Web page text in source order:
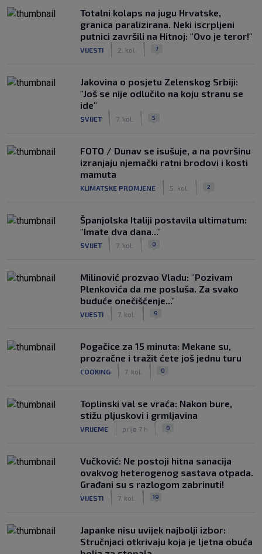
Totalni kolaps na jugu Hrvatske,
granica paralizirana. Neki iscrpljeni
putnici završili na Hitnoj: "Ovo je teror!"
VIJESTI 2. kol. 7
Jakovina o posjetu Zelenskog Srbiji:
"Još se nije odlučilo na koju stranu se
ide"
SVIJET 7. kol. 5
FOTO / Dunav se isušuje, a na površinu
izranjaju njemački ratni brodovi i kosti
mamuta
KLIMATSKE PROMJENE 5. kol. 2
Španjolska Italiji postavila ultimatum:
"Imate dva dana..."
SVIJET 7. kol. 0
Milinović prozvao Vladu: "Pozivam
Plenkovića da me posluša. Za svako
buduće onečišćenje..."
VIJESTI 7. kol. 9
Pogačice za 15 minuta: Mekane su,
prozračne i tražit ćete još jednu turu
COOKING 7. kol. 0
Toplinski val se vraća: Nakon bure,
stižu pljuskovi i grmljavina
VRIJEME prije 7 h 0
Vučković: Ne postoji hitna sanacija
ovakvog heterogenog sastava otpada.
Građani su s razlogom zabrinuti!
VIJESTI 7. kol. 19
Japanke nisu uvijek najbolji izbor:
Stručnjaci otkrivaju koja je ljetna obuća